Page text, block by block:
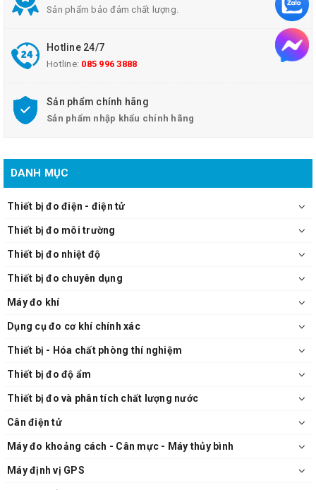
Sản phẩm bảo đảm chất lượng.
Hotline 24/7
Hotline: 085 996 3888
Sản phẩm chính hãng
Sản phẩm nhập khẩu chính hãng
DANH MỤC
Thiết bị đo điện - điện tử
Thiết bị đo môi trường
Thiết bị đo nhiệt độ
Thiết bị đo chuyên dụng
Máy đo khí
Dụng cụ đo cơ khí chính xác
Thiết bị - Hóa chất phòng thí nghiệm
Thiết bị đo độ ẩm
Thiết bị đo và phân tích chất lượng nước
Cân điện tử
Máy đo khoảng cách - Cân mực - Máy thủy bình
Máy định vị GPS